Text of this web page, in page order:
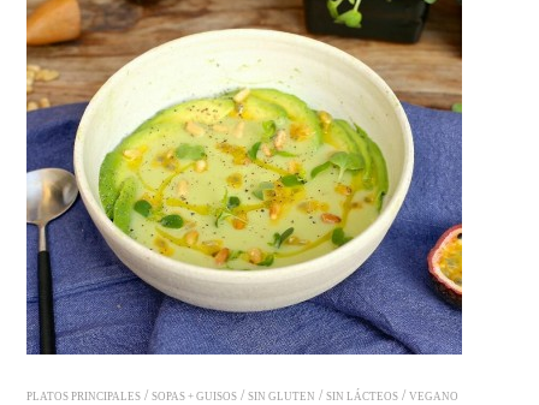
PLATOS PRINCIPALES /SOPAS + GUISOS /SIN GLUTEN /SIN LÁCTEOS /VEGANO